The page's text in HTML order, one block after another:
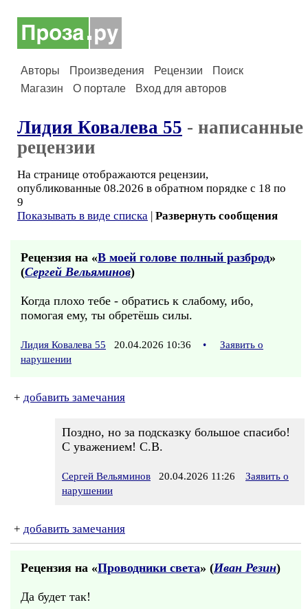
Авторы Произведения Рецензии
Поиск
Магазин
О портале Вход для авторов
Лидия Ковалева 55 - написанные
рецензии
На странице отображаются рецензии,
опубликованные 08.2026 в обратном порядке с 18 по
9
Показывать в виде списка | Развернуть сообщения
Рецензия на «В моей голове полный разброд»
(Сергей Вельяминов)
Когда плохо тебе - обратись к слабому, ибо,
помогая ему, ты обретёшь силы.
Лидия Ковалева 55 20.04.2026 10:36 •
Заявить о
нарушении
+ добавить замечания
Поздно, но за подсказку большое спасибо!
С уважением! С.В.
Сергей Вельяминов 20.04.2026 11:26
Заявить о
нарушении
+ добавить замечания
Рецензия на «Проводники света» (Иван Резин)
Да будет так!